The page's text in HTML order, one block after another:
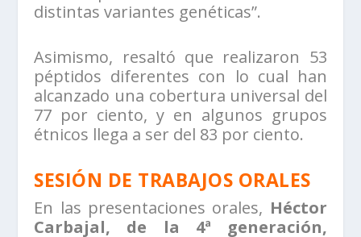
distintas variantes genéticas”.
Asimismo, resaltó que realizaron 53
péptidos diferentes con lo cual han
alcanzado una cobertura universal del
77 por ciento, y en algunos grupos
étnicos llega a ser del 83 por ciento.
SESIÓN DE TRABAJOS ORALES
En las presentaciones orales, Héctor
Carbajal, de la 4ª generación,